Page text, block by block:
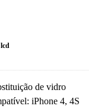
de vidro
iPhone 4, 4S